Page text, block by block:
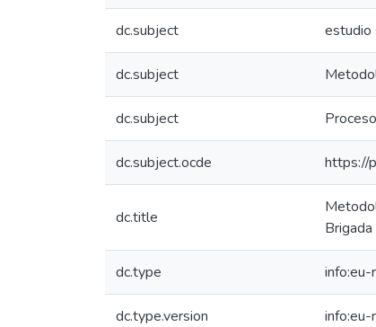
dc.subject estudio
dc.subject
dc.subject
dc.subject.ocde https://
dc.title
dc.type info:eu-
dc.type.version info:eu-